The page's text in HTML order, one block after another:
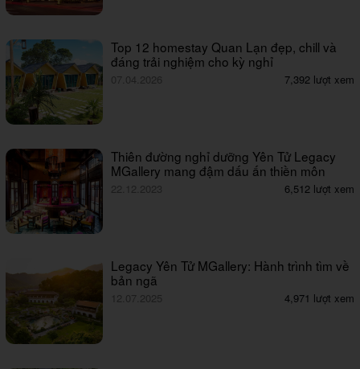
Top 12 homestay Quan Lạn đẹp, chill và
đáng trải nghiệm cho kỳ nghỉ
07.04.2026 7,392 lượt xem
Thiên đường nghỉ dưỡng Yên Tử Legacy
MGallery mang đậm dấu ấn thiền môn
22.12.2023 6,512 lượt xem
Legacy Yên Tử MGallery: Hành trình tìm về
bản ngã
12.07.2025 4,971 lượt xem